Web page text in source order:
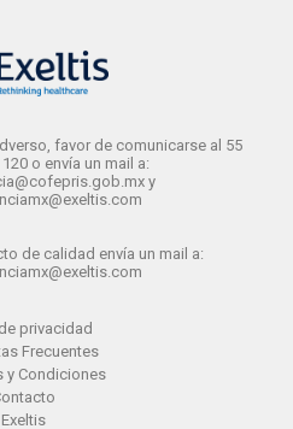
privacidad
Frecuentes
y Condiciones
Exeltis
favor de comunicarse al 55
o envía un mail a:
y
de calidad envía un mail a: